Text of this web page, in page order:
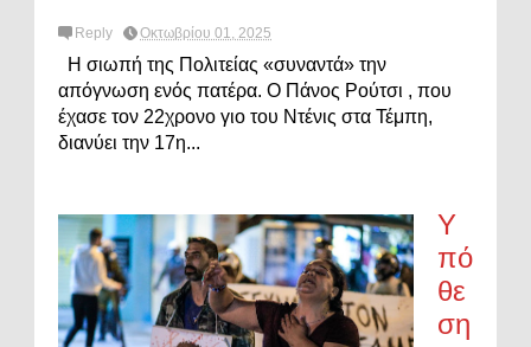
Reply Οκτωβρίου 01, 2025
Η σιωπή της Πολιτείας «συναντά» την
απόγνωση ενός πατέρα. Ο Πάνος Ρούτσι , που
έχασε τον 22χρονο γιο του Ντένις στα Τέμπη,
διανύει την 17η...
Υ
πό
θε
ση